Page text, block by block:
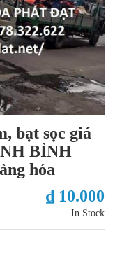
bạt sọc giá
BÌNH
hóa
₫ 10.000
In Stock